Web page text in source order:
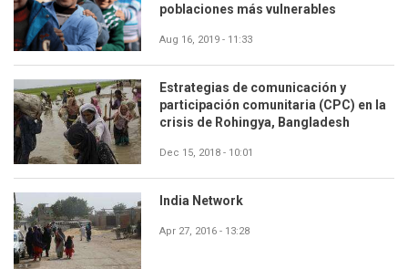
poblaciones más vulnerables
Aug 16, 2019 - 11:33
Estrategias de comunicación y
participación comunitaria (CPC) en la
crisis de Rohingya, Bangladesh
Dec 15, 2018 - 10:01
India Network
Apr 27, 2016 - 13:28